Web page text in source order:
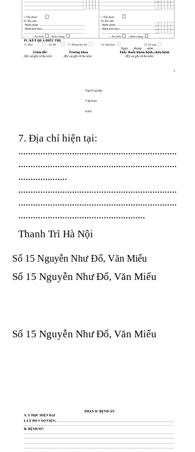
Nghề nghiệp
Việt Nam
Kinh
7. Địa chỉ hiện tại:
.................................................................
.................................................................
....................
.................................................................
.................................................................
....................................................
Thanh Trì Hà Nội
Số 15 Nguyễn Như Đổ, Văn Miếu
Số 15 Nguyễn Như Đổ, Văn Miếu
Số 15 Nguyễn Như Đổ, Văn Miếu